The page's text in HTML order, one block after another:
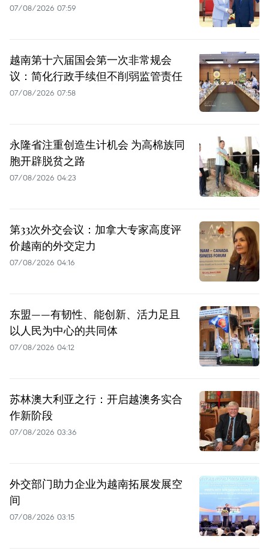
07/08/2026 07:59
越南第十六届国会第一次非常规会
议：简化行政手续但不削弱监管责任
07/08/2026 07:58
永隆省注重创造生计机会 为高棉族同
胞开辟脱贫之路
07/08/2026 04:23
第33次外交会议：加拿大专家高度评
价越南的外交定力
07/08/2026 04:16
东盟——有韧性、能创新、活力足且
以人民为中心的共同体
07/08/2026 04:12
苏林澳大利亚之行：开启越澳务实合
作新阶段
07/08/2026 03:36
外交部门助力企业为越南拓展发展空
间
07/08/2026 03:15